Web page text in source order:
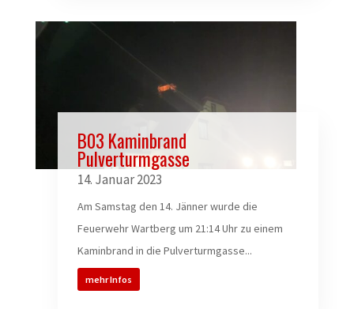
B03 Kaminbrand
Pulverturmgasse
14. Januar 2023
Am Samstag den 14. Jänner wurde die
Feuerwehr Wartberg um 21:14 Uhr zu einem
Kaminbrand in die Pulverturmgasse...
mehr Infos